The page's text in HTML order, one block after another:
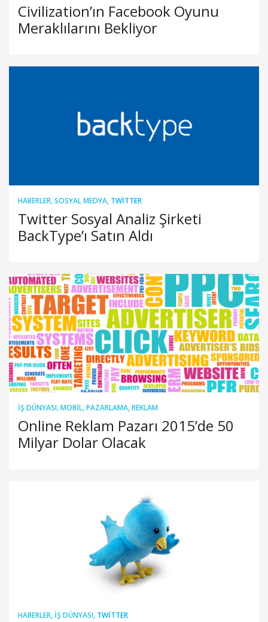
Civilization’ın Facebook Oyunu
Meraklılarını Bekliyor
HABERLER,SOSYAL MEDYA, TWITTER
Twitter Sosyal Analiz Şirketi
BackType’ı Satın Aldı
İŞ DÜNYASI,MOBIL,PAZARLAMA,REKLAM
Online Reklam Pazarı 2015’de 50
Milyar Dolar Olacak
HABERLER, İŞ DÜNYASI, TWITTER